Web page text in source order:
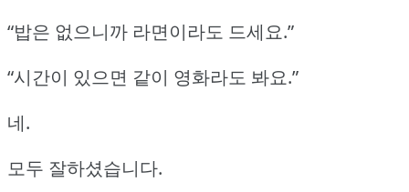
“밥은 없으니까 라면이라도 드세요.”
“시간이 있으면 같이 영화라도 봐요.”
네.
모두 잘하셨습니다.